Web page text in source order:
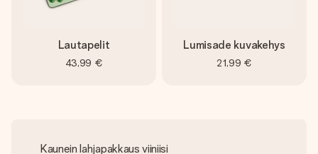
Lautapelit
43,99 €
Lumisade kuvakehys
21,99 €
Kaunein lahjapakkaus viiniisi